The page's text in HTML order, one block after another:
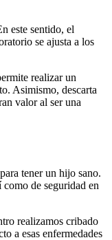
este sentido, el
se ajusta a los
realizar un
Asimismo, descarta
valor al ser una
tener un hijo sano.
de seguridad en
realizamos cribado
a esas enfermedades